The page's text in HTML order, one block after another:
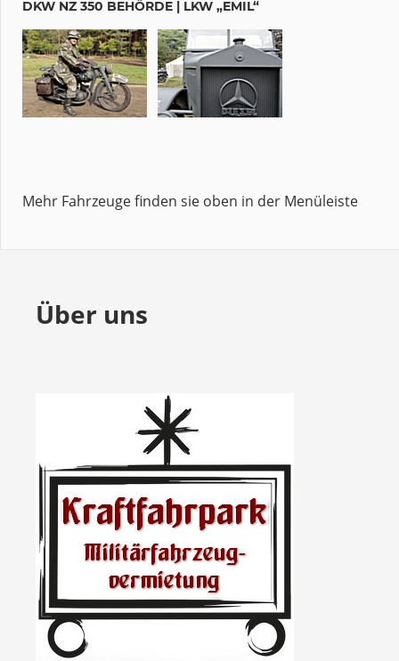
DKW NZ 350 BEHÖRDE | LKW „EMIL“
Mehr Fahrzeuge finden sie oben in der Menüleiste
Über uns